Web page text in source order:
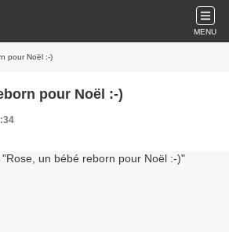
MENU
pour Noël :-)
pour Noël :-)